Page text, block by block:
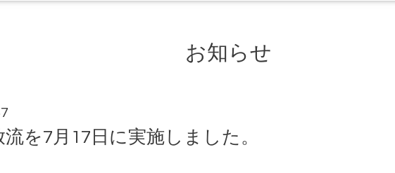
お知らせ
を7月17日に実施しました。